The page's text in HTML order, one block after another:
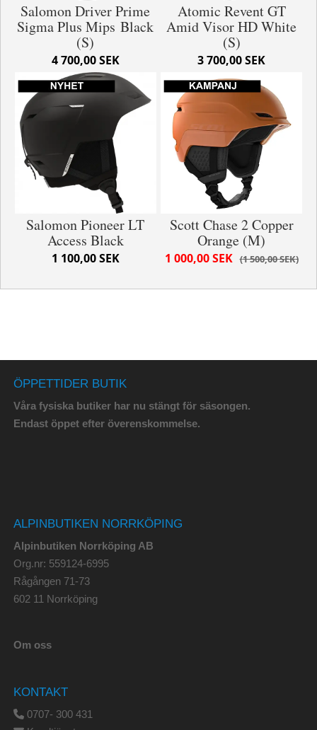
Salomon Driver Prime
Sigma Plus Mips Black
(S)
4 700,00 SEK
Atomic Revent GT
Amid Visor HD White
(S)
3 700,00 SEK
Salomon Pioneer LT
Access Black
1 100,00 SEK
Scott Chase 2 Copper
Orange (M)
1 500,00 SEK
1 000,00 SEK
ÖPPETTIDER BUTIK
Våra fysiska butiker har nu stängt för säsongen.
Endast öppet efter överenskommelse.
ALPINBUTIKEN NORRKÖPING
Alpinbutiken Norrköping AB
Org.nr: 559124-6995
Rågången 71-73
602 11 Norrköping
Om oss
KONTAKT
0707- 300 431